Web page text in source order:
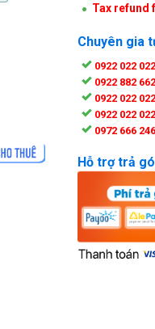
Tax refund
Chuyên gia
0922 022 022
0922 882 662
0922 022 022
0922 022 022
0972 666 246
Hỗ trợ trả